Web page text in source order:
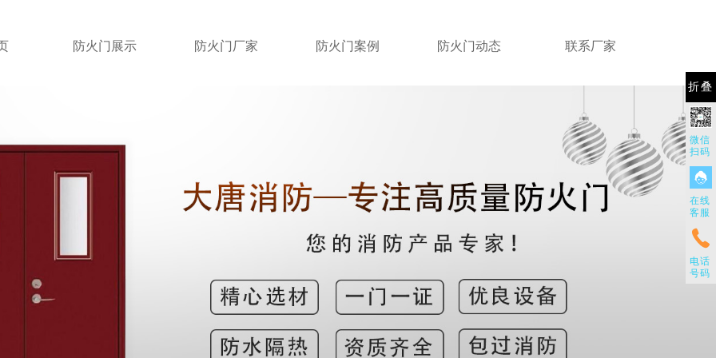
折叠
微信
扫码
在线
客服
电话
号码
防火门展示 防火门厂家 防火门案例 防火门动态 联系厂家